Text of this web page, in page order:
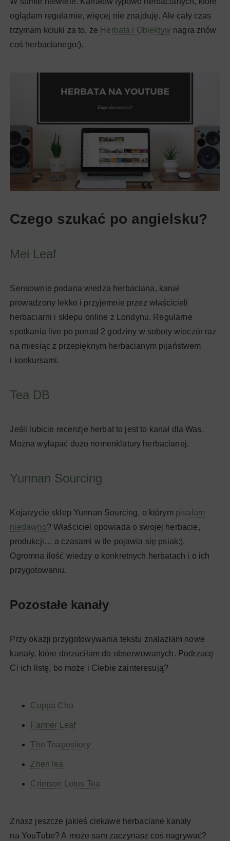
oglądam regularnie, więcej nie znajduję. Ale cały czas
trzymam kciuki za to, że Herbata i Obiektyw nagra znów
coś herbacianego:).
Czego szukać po angielsku?
Mei Leaf
Sensownie podana wiedza herbaciana, kanał
prowadzony lekko i przyjemnie przez właścicieli
herbaciarni i sklepu online z Londynu. Regularne
spotkania live po ponad 2 godziny w soboty wieczór raz
na miesiąc z przepięknym herbacianym pijaństwem
i konkursami.
Tea DB
Jeśli lubicie recenzje herbat to jest to kanał dla Was.
Można wyłapać dużo nomenklatury herbacianej.
Yunnan Sourcing
Kojarzycie sklep Yunnan Sourcing, o którym pisałam
niedawno? Właściciel opowiada o swojej herbacie,
produkcji… a czasami w tle pojawia się psiak:).
Ogromna ilość wiedzy o konkretnych herbatach i o ich
przygotowaniu.
Pozostałe kanały
Przy okazji przygotowywania tekstu znalazłam nowe
kanały, które dorzuciłam do obserwowanych. Podrzucę
Ci ich listę, bo może i Ciebie zainteresują?
Cuppa Cha
Farmer Leaf
The Teapository
ZhenTea
Crimson Lotus Tea
Znasz jeszcze jakieś ciekawe herbaciane kanały
na YouTube? A może sam zaczynasz coś nagrywać?